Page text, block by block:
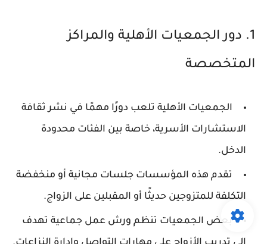
1. دور الجمعيات الأهلية والمراكز
المتخصصة
الجمعيات الأهلية تلعب دورًا مهمًا في نشر ثقافة
الاستشارات الأسرية، خاصة بين الفئات محدودة
الدخل.
تقدم هذه المؤسسات جلسات مجانية أو منخفضة
التكلفة للمتزوجين حديثًا أو المقبلين على الزواج.
بعض الجمعيات تنظم ورش عمل جماعية تهدف